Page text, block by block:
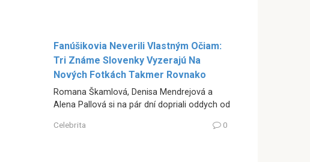
Fanúšikovia Neverili Vlastným Očiam:
Tri Známe Slovenky Vyzerajú Na
Nových Fotkách Takmer Rovnako
Romana Škamlová, Denisa Mendrejová a
Alena Pallová si na pár dní dopriali oddych od
Celebrita 0